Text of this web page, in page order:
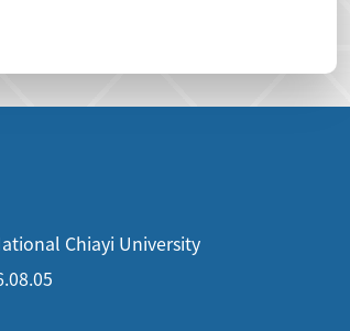
Chiayi University